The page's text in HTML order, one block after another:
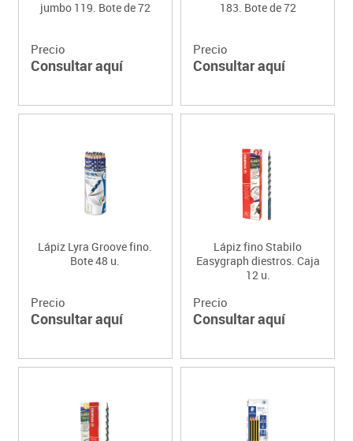
jumbo 119. Bote de 72
Precio
Consultar aquí
183. Bote de 72
Precio
Consultar aquí
Lápiz Lyra Groove fino.
Bote 48 u.
Precio
Consultar aquí
Lápiz fino Stabilo
Easygraph diestros. Caja
12 u.
Precio
Consultar aquí